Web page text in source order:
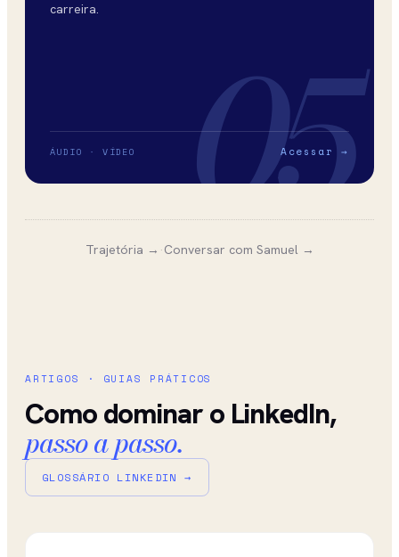
05
carreira.
ÁUDIO · VÍDEO Acessar →
Trajetória → ·Conversar com Samuel →
ARTIGOS · GUIAS PRÁTICOS
Como dominar o LinkedIn,
passo a passo.
GLOSSÁRIO LINKEDIN →